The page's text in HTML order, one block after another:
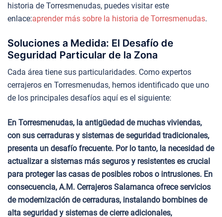
historia de Torresmenudas, puedes visitar este
enlace:aprender más sobre la historia de Torresmenudas.
Soluciones a Medida: El Desafío de
Seguridad Particular de la Zona
Cada área tiene sus particularidades. Como expertos
cerrajeros en Torresmenudas, hemos identificado que uno
de los principales desafíos aquí es el siguiente:
En Torresmenudas, la antigüedad de muchas viviendas,
con sus cerraduras y sistemas de seguridad tradicionales,
presenta un desafío frecuente. Por lo tanto, la necesidad de
actualizar a sistemas más seguros y resistentes es crucial
para proteger las casas de posibles robos o intrusiones. En
consecuencia, A.M. Cerrajeros Salamanca ofrece servicios
de modernización de cerraduras, instalando bombines de
alta seguridad y sistemas de cierre adicionales,